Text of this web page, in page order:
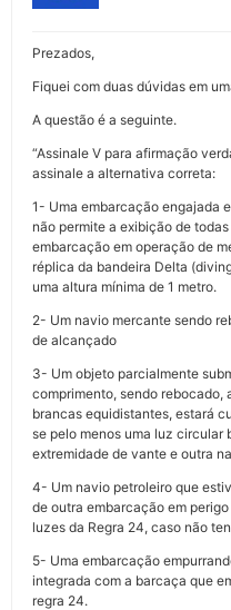
Prezados,
Fiquei com duas dúvidas em
A questão é a seguinte.
“Assinale V para afirmação
assinale a alternativa correta:
1- Uma embarcação engajada
não permite a exibição de
embarcação em operação de
réplica da bandeira Delta
uma altura mínima de 1 metro.
2- Um navio mercante sendo
de alcançado
3- Um objeto parcialmente
comprimento, sendo rebocado,
brancas equidistantes, estará
se pelo menos uma luz circular
extremidade de vante e outra
4- Um navio petroleiro que
de outra embarcação em
luzes da Regra 24, caso não
5- Uma embarcação
integrada com a barcaça que
regra 24.